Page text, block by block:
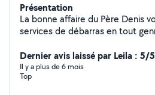
Présentation
La bonne affaire du Père Denis vous propose ses
services de débarras en tout genre .
ou reconditionné Récupération
électroménager ou écran plat ou
pour recyclage proprement
Dernier avis laissé par Leila : 5/5
Il y a plus de 6 mois
Top